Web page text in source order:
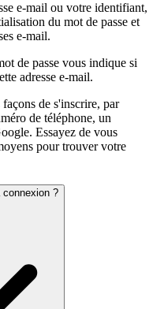
e-mail ou votre identifiant,
du mot de passe et
e-mail.
de passe vous indique si
adresse e-mail.
de s'inscrire, par
de téléphone, un
Essayez de vous
pour trouver votre
?